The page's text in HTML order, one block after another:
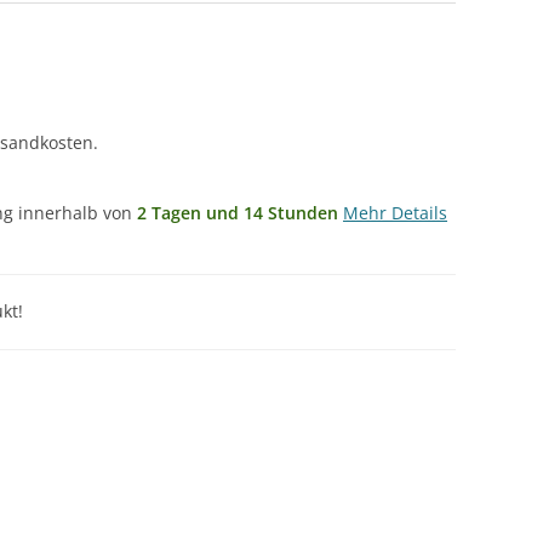
innerhalb von 2 Tagen und 14 Stunden Mehr Details